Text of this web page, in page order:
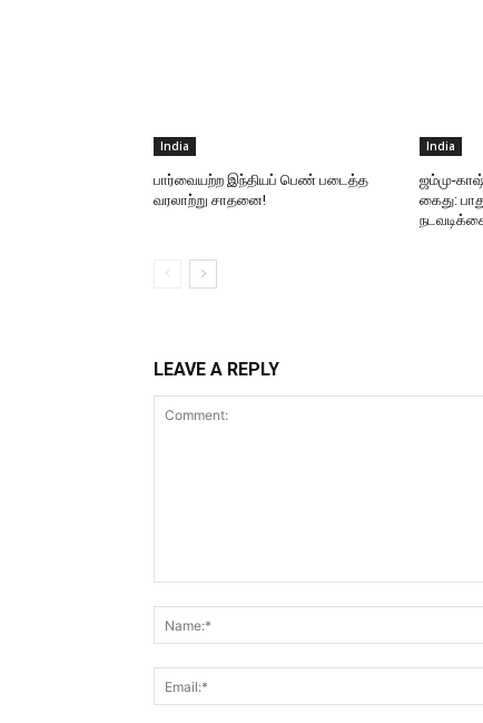
India
பார்வையற்ற இந்தியப் பெண் படைத்த
வரலாற்று சாதனை!
India
ஜம்மு-
கைது:
LEAVE A REPLY